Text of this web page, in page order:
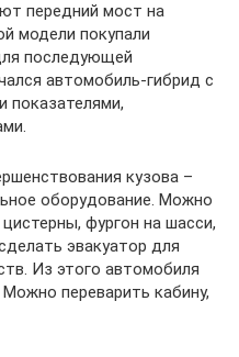
передний мост на
модели покупали
последующей
автомобиль-гибрид с
показателями,
кузова –
оборудование. Можно
фургон на шасси,
эвакуатор для
Из этого автомобиля
переварить кабину,